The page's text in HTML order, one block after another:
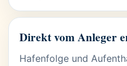
Direkt vom Anleger
Hafenfolge und